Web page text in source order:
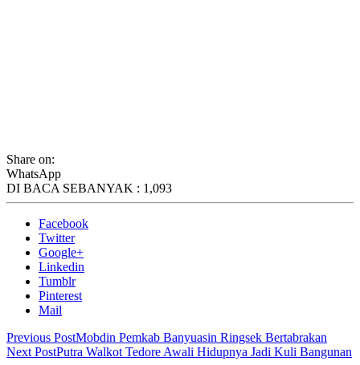
Share on:
WhatsApp
DI BACA SEBANYAK : 1,093
Facebook
Twitter
Google+
Linkedin
Tumblr
Pinterest
Mail
Previous PostMobdin Pemkab Banyuasin Ringsek Bertabrakan
Next PostPutra Walkot Tedore Awali Hidupnya Jadi Kuli Bangunan